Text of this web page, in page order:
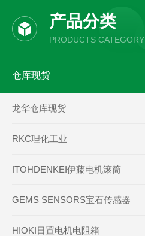
产品分类
PRODUCTS CATEGORY
仓库现货
龙华仓库现货
RKC理化工业
ITOHDENKEI伊藤电机滚筒
GEMS SENSORS宝石传感器
HIOKI日置电机电阻箱